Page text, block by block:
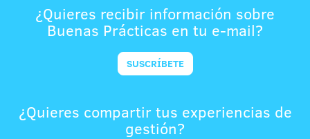
¿Quieres recibir información sobre
Buenas Prácticas en tu e-mail?
SUSCRÍBETE
¿Quieres compartir tus experiencias de
gestión?